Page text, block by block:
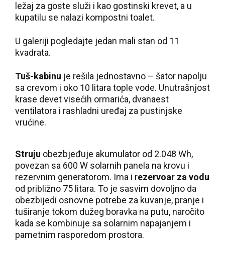
ležaj za goste služi i kao gostinski krevet, a u
kupatilu se nalazi kompostni toalet.
U galeriji pogledajte jedan mali stan od 11
kvadrata.
Tuš-kabinu je rešila jednostavno – šator napolju
sa crevom i oko 10 litara tople vode. Unutrašnjost
krase devet visećih ormarića, dvanaest
ventilatora i rashladni uređaj za pustinjske
vrućine.
Struju obezbjeđuje akumulator od 2.048 Wh,
povezan sa 600 W solarnih panela na krovu i
rezervnim generatorom. Ima i rezervoar za vodu
od približno 75 litara. To je sasvim dovoljno da
obezbijedi osnovne potrebe za kuvanje, pranje i
tuširanje tokom dužeg boravka na putu, naročito
kada se kombinuje sa solarnim napajanjem i
pametnim rasporedom prostora.